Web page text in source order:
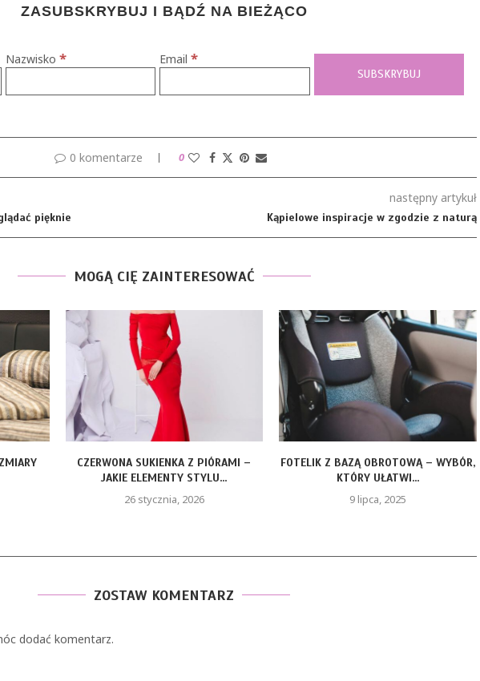
ZASUBSKRYBUJ I BĄDŹ NA BIEŻĄCO
Nazwisko* Email*
0 komentarze 0
pięknie
następny artykuł
Kąpielowe inspiracje w zgodzie z naturą
MOGĄ CIĘ ZAINTERESOWAĆ
–
FOTELIK Z BAZĄ OBROTOWĄ – WYBÓR,
KTÓRY UŁATWI...
9 lipca, 2025
LEAF LIFE GOLD – ZŁOTY OLEJEK CBD
DLA...
19 maja, 2025
ZOSTAW KOMENTARZ
dodać komentarz.